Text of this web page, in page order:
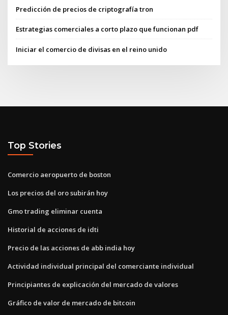
Predicción de precios de criptografía tron
Estrategias comerciales a corto plazo que funcionan pdf
Iniciar el comercio de divisas en el reino unido
Top Stories
Comercio aeropuerto de boston
Los precios del oro subirán hoy
Gmo trading eliminar cuenta
Historial de acciones de idti
Precio de las acciones de abb india hoy
Actividad individual principal del comerciante individual
Principiantes de explicación del mercado de valores
Gráfico de valor de mercado de bitcoin